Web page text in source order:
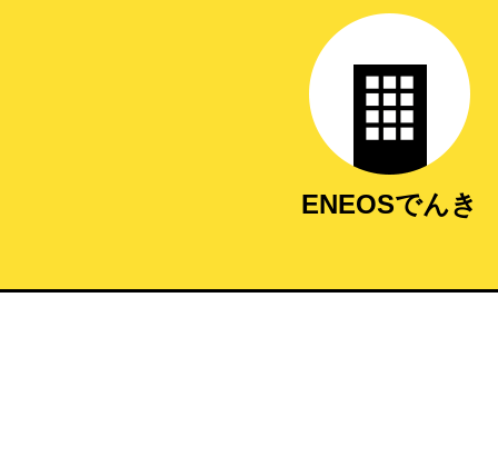
ENEOSでんき